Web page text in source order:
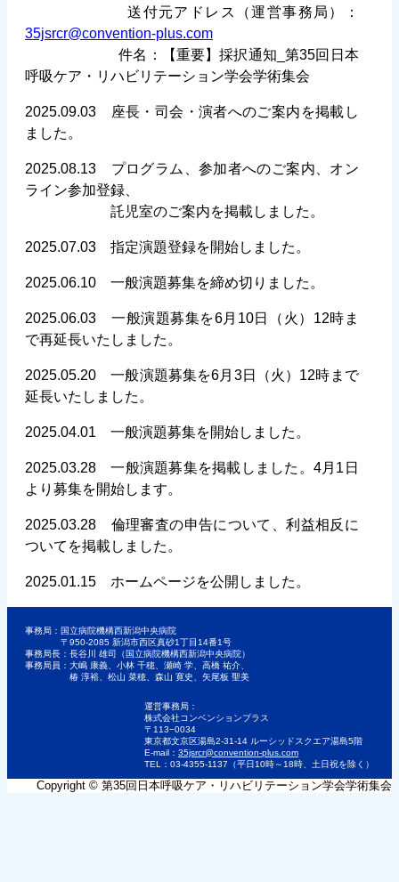
送付元アドレス（運営事務局）：
35jsrcr@convention-plus.com
件名：【重要】採択通知_第35回日本
呼吸ケア・リハビリテーション学会学術集会
2025.09.03 座長・司会・演者へのご案内を掲載し
ました。
2025.08.13 プログラム、参加者へのご案内、オン
ライン参加登録、
託児室のご案内を掲載しました。
2025.07.03 指定演題登録を開始しました。
2025.06.10 一般演題募集を締め切りました。
2025.06.03 一般演題募集を6月10日（火）12時ま
で再延長いたしました。
2025.05.20 一般演題募集を6月3日（火）12時まで
延長いたしました。
2025.04.01 一般演題募集を開始しました。
2025.03.28 一般演題募集を掲載しました。4月1日
より募集を開始します。
2025.03.28 倫理審査の申告について、利益相反に
ついてを掲載しました。
2025.01.15 ホームページを公開しました。
事務局：国立病院機構西新潟中央病院
〒950-2085 新潟市西区真砂1丁目14番1号
事務局長：長谷川 雄司（国立病院機構西新潟中央病院）
事務局員：大嶋 康義、小林 千穂、瀬崎 学、高橋 祐介、
椿 淳裕、松山 菜穂、森山 寛史、矢尾板 聖美
運営事務局：
株式会社コンベンションプラス
〒113−0034
東京都文京区湯島2-31-14 ルーシッドスクエア湯島5階
E-mail： 35jsrcr@convention-plus.com
TEL：03-4355-1137（平日10時～18時、土日祝を除く）
Copyright © 第35回日本呼吸ケア・リハビリテーション学会学術集会